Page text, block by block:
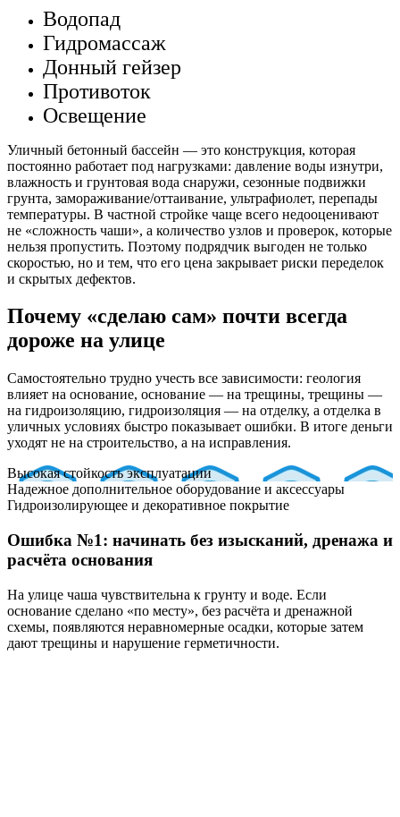
Водопад
Гидромассаж
Донный гейзер
Противоток
Освещение
Уличный бетонный бассейн — это конструкция, которая
постоянно работает под нагрузками: давление воды изнутри,
влажность и грунтовая вода снаружи, сезонные подвижки
грунта, замораживание/оттаивание, ультрафиолет, перепады
температуры. В частной стройке чаще всего недооценивают
не «сложность чаши», а количество узлов и проверок, которые
нельзя пропустить. Поэтому подрядчик выгоден не только
скоростью, но и тем, что его цена закрывает риски переделок
и скрытых дефектов.
Почему «сделаю сам» почти всегда
дороже на улице
Самостоятельно трудно учесть все зависимости: геология
влияет на основание, основание — на трещины, трещины —
на гидроизоляцию, гидроизоляция — на отделку, а отделка в
уличных условиях быстро показывает ошибки. В итоге деньги
уходят не на строительство, а на исправления.
Высокая стойкость эксплуатации
Надежное дополнительное оборудование и аксессуары
Гидроизолирующее и декоративное покрытие
Ошибка №1: начинать без изысканий, дренажа и
расчёта основания
На улице чаша чувствительна к грунту и воде. Если
основание сделано «по месту», без расчёта и дренажной
схемы, появляются неравномерные осадки, которые затем
дают трещины и нарушение герметичности.